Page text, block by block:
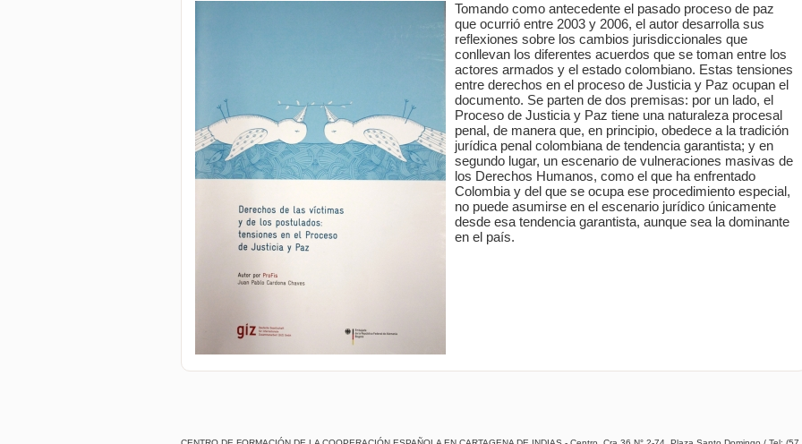
Tomando como antecedente el pasado proceso de paz
que ocurrió entre 2003 y 2006, el autor desarrolla sus
reflexiones sobre los cambios jurisdiccionales que
conllevan los diferentes acuerdos que se toman entre los
actores armados y el estado colombiano. Estas tensiones
entre derechos en el proceso de Justicia y Paz ocupan el
documento. Se parten de dos premisas: por un lado, el
Proceso de Justicia y Paz tiene una naturaleza procesal
penal, de manera que, en principio, obedece a la tradición
jurídica penal colombiana de tendencia garantista; y en
segundo lugar, un escenario de vulneraciones masivas de
los Derechos Humanos, como el que ha enfrentado
Colombia y del que se ocupa ese procedimiento especial,
no puede asumirse en el escenario jurídico únicamente
desde esa tendencia garantista, aunque sea la dominante
en el país.